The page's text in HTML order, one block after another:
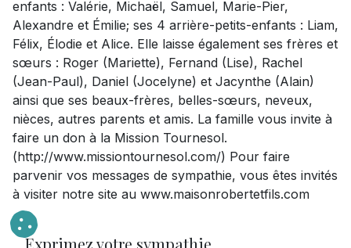
enfants : Valérie, Michaël, Samuel, Marie-Pier,
Alexandre et Émilie; ses 4 arrière-petits-enfants : Liam,
Félix, Élodie et Alice. Elle laisse également ses frères et
sœurs : Roger (Mariette), Fernand (Lise), Rachel
(Jean-Paul), Daniel (Jocelyne) et Jacynthe (Alain)
ainsi que ses beaux-frères, belles-sœurs, neveux,
nièces, autres parents et amis. La famille vous invite à
faire un don à la Mission Tournesol.
(http://www.missiontournesol.com/) Pour faire
parvenir vos messages de sympathie, vous êtes invités
à visiter notre site au www.maisonrobertetfils.com